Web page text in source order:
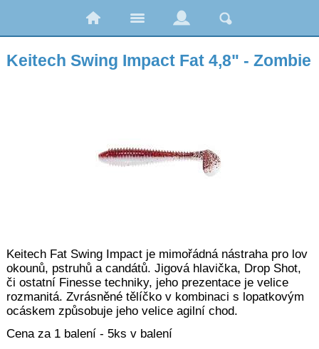
Keitech Swing Impact Fat 4,8" - Zombie
Keitech Fat Swing Impact je mimořádná nástraha pro lov
okounů, pstruhů a candátů. Jigová hlavička, Drop Shot,
či ostatní Finesse techniky, jeho prezentace je velice
rozmanitá. Zvrásněné tělíčko v kombinaci s lopatkovým
ocáskem způsobuje jeho velice agilní chod.
Cena za 1 balení - 5ks v balení